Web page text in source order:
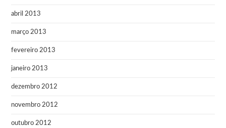
abril 2013
março 2013
fevereiro 2013
janeiro 2013
dezembro 2012
novembro 2012
outubro 2012